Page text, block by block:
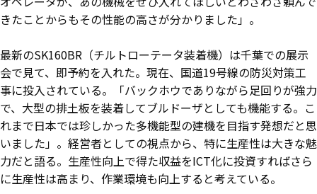
きたことからもその性能の高さが分かりました」。
最新のSK160BR（チルトローテータ装着機）は千葉での展示
会で見て、即予約を入れた。現在、国道19号線の防災対策工
事に投入されている。「バックホウでありながら足回りが強力
で、大型の排土板を装着してブルドーザとしても機能する。こ
れまで日本では珍しかった多機能型の建機を目指す発想だと思
いました」。経営者としての視点から、特に生産性は大きな魅
力だと語る。生産性向上で得た収益をICT化に投資すればさら
に生産性は高まり、作業環境も向上すると考えている。